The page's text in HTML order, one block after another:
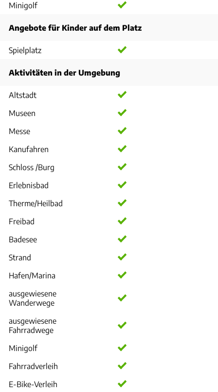
Minigolf
Angebote für Kinder auf dem Platz
Spielplatz
Aktivitäten in der Umgebung
Altstadt
Museen
Messe
Kanufahren
Schloss /Burg
Erlebnisbad
Therme/Heilbad
Freibad
Badesee
Strand
Hafen/Marina
ausgewiesene
Wanderwege
ausgewiesene
Fahrradwege
Minigolf
Fahrradverleih
E-Bike-Verleih